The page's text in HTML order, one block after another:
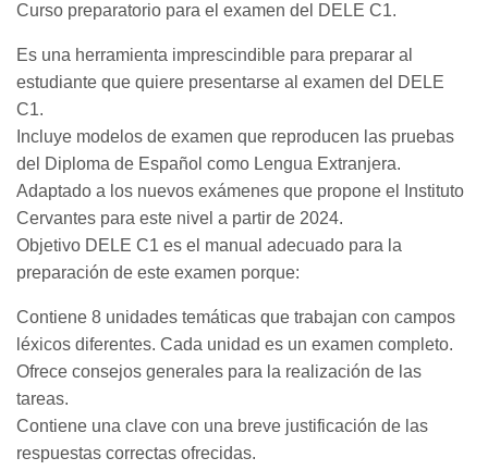
Curso preparatorio para el examen del DELE C1.
Es una herramienta imprescindible para preparar al
estudiante que quiere presentarse al examen del DELE
C1.
Incluye modelos de examen que reproducen las pruebas
del Diploma de Español como Lengua Extranjera.
Adaptado a los nuevos exámenes que propone el Instituto
Cervantes para este nivel a partir de 2024.
Objetivo DELE C1 es el manual adecuado para la
preparación de este examen porque:
Contiene 8 unidades temáticas que trabajan con campos
léxicos diferentes. Cada unidad es un examen completo.
Ofrece consejos generales para la realización de las
tareas.
Contiene una clave con una breve justificación de las
respuestas correctas ofrecidas.